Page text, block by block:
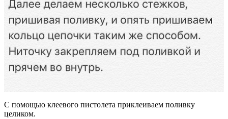
С помощью клеевого пистолета приклеиваем поливку
целиком.